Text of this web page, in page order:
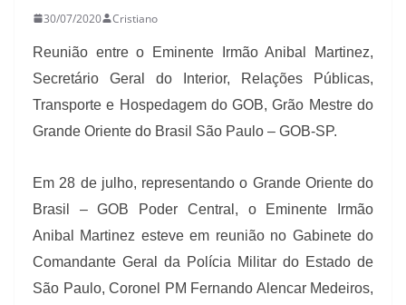
30/07/2020 Cristiano
Reunião entre o Eminente Irmão Anibal Martinez,
Secretário Geral do Interior, Relações Públicas,
Transporte e Hospedagem do GOB, Grão Mestre do
Grande Oriente do Brasil São Paulo – GOB-SP.
Em 28 de julho, representando o Grande Oriente do
Brasil – GOB Poder Central, o Eminente Irmão
Anibal Martinez esteve em reunião no Gabinete do
Comandante Geral da Polícia Militar do Estado de
São Paulo, Coronel PM Fernando Alencar Medeiros,